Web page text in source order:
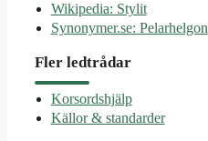
Wikipedia: Stylit
Synonymer.se: Pelarhelgon
Fler ledtrådar
Korsordshjälp
Källor & standarder